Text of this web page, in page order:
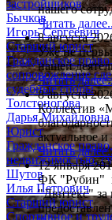
застройщиков
Бычков
Игорь Сергеевич
Старший юрист
Гражданское
сопровождение
судебные споры
Толстоногова
Дарья Михайловна
Юрист
Гражданское
недвижимостью,
Шутов
Илья Петрович
Старший юрист
Спортивное и
нашего
Читать
8 августа
Уже не
нашей
Читать
8 августа
Коллектив
актуальное
Читать
12 января
ФК "Рубин"
"Двитекс" за